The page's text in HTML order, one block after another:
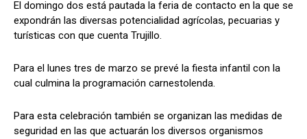
El domingo dos está pautada la feria de contacto en la que se
expondrán las diversas potencialidad agrícolas, pecuarias y
turísticas con que cuenta Trujillo.
Para el lunes tres de marzo se prevé la fiesta infantil con la
cual culmina la programación carnestolenda.
Para esta celebración también se organizan las medidas de
seguridad en las que actuarán los diversos organismos